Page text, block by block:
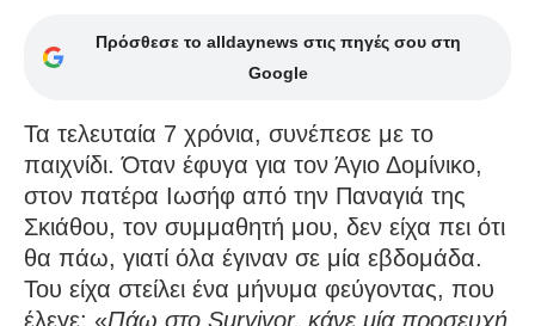
Πρόσθεσε το alldaynews στις πηγές σου στη
Google
Τα τελευταία 7 χρόνια, συνέπεσε με το
παιχνίδι. Όταν έφυγα για τον Άγιο Δομίνικο,
στον πατέρα Ιωσήφ από την Παναγιά της
Σκιάθου, τον συμμαθητή μου, δεν είχα πει ότι
θα πάω, γιατί όλα έγιναν σε μία εβδομάδα.
Του είχα στείλει ένα μήνυμα φεύγοντας, που
έλεγε: «Πάω στο Survivor, κάνε μία προσευχή